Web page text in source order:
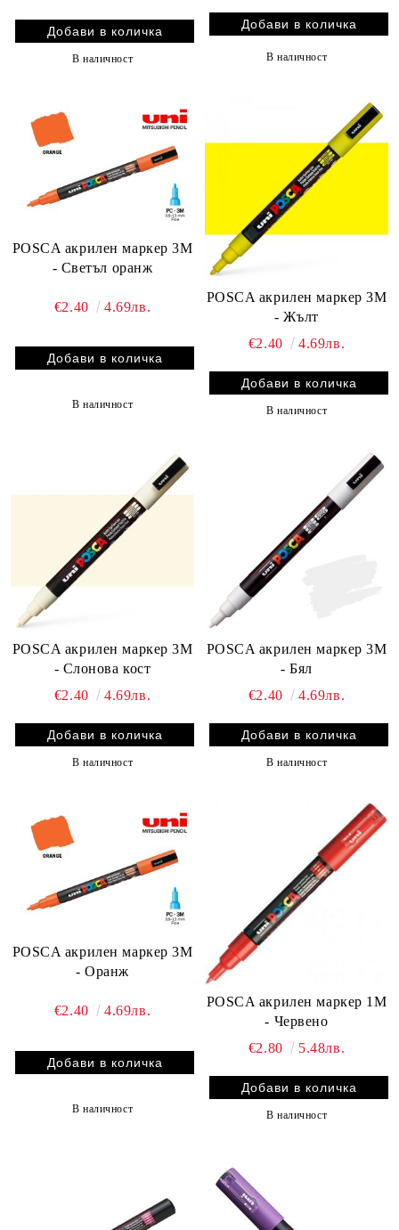
В наличност В наличност
POSCA акрилен маркер 3M
- Светъл оранж
€2.40 4.69лв.
В наличност
POSCA акрилен маркер 3M
- Жълт
€2.40
4.69лв.
В наличност
POSCA акрилен маркер 3M
- Слонова кост
€2.40
4.69лв.
В наличност
POSCA акрилен маркер 3M
- Бял
€2.40
4.69лв.
В наличност
POSCA акрилен маркер 3M
- Оранж
€2.40 4.69лв.
В наличност
POSCA акрилен маркер 1M
- Червено
€2.80
5.48лв.
В наличност